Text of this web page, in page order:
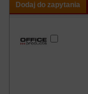
Dodaj do zapytania